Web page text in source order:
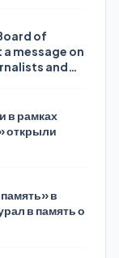
of
message on
and
в рамках
открыли
в
в память о